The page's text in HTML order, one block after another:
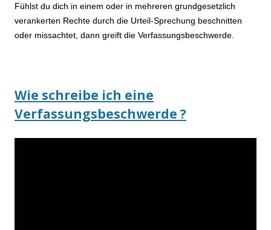
Fühlst du dich in einem oder in mehreren grundgesetzlich
verankerten Rechte durch die Urteil-Sprechung beschnitten
oder missachtet, dann greift die Verfassungsbeschwerde.
Wie schreibe ich eine
Verfassungsbeschwerde ?